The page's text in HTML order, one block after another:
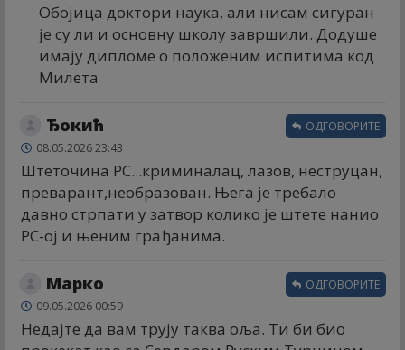
Обојица доктори наука, али нисам сигуран
је су ли и основну школу завршили. Додуше
имају дипломе о положеним испитима код
Милета
Ђокић
08.05.2026 23:43
Штеточина РС...криминалац, лазов, неструцан,
преварант,необразован. Њега је требало
давно стрпати у затвор колико је штете нанио
РС-ој и њеним грађанима.
ОДГОВОРИТЕ
Марко
09.05.2026 00:59
Недајте да вам трују таква оља. Ти би био
ОДГОВОРИТЕ